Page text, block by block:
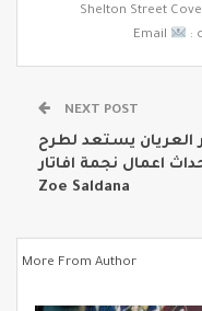
Email
:
NEXT POST
العريان يستعد لطرح
اعمال نجمة افاتار
Zoe Saldana
More From Author